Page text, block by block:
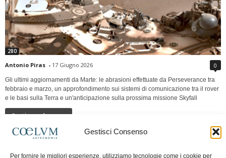
Gestisci Consenso
Per fornire le migliori esperienze, utilizziamo tecnologie come i cookie per
280
Antonio Piras - 17 Giugno 2026 0
Gli ultimi aggiornamenti da Marte: le abrasioni effettuate da Perseverance tra
febbraio e marzo, un approfondimento sui sistemi di comunicazione tra il rover
e le basi sulla Terra e un'anticipazione sulla prossima missione Skyfall
Continua a leggere